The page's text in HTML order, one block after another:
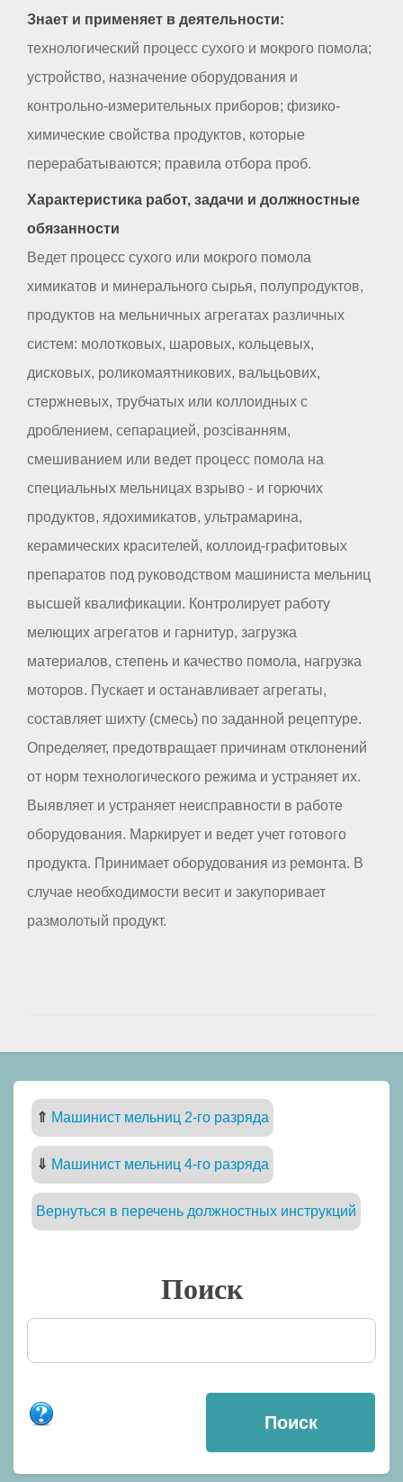
Знает и применяет в деятельности:
технологический процесс сухого и мокрого помола;
устройство, назначение оборудования и
контрольно-измерительных приборов; физико-
химические свойства продуктов, которые
перерабатываются; правила отбора проб.
Характеристика работ, задачи и должностные
обязанности
Ведет процесс сухого или мокрого помола
химикатов и минерального сырья, полупродуктов,
продуктов на мельничных агрегатах различных
систем: молотковых, шаровых, кольцевых,
дисковых, роликомаятникових, вальцьових,
стержневых, трубчатых или коллоидных с
дроблением, сепарацией, розсіванням,
смешиванием или ведет процесс помола на
специальных мельницах взрыво - и горючих
продуктов, ядохимикатов, ультрамарина,
керамических красителей, коллоид-графитовых
препаратов под руководством машиниста мельниц
высшей квалификации. Контролирует работу
мелющих агрегатов и гарнитур, загрузка
материалов, степень и качество помола, нагрузка
моторов. Пускает и останавливает агрегаты,
составляет шихту (смесь) по заданной рецептуре.
Определяет, предотвращает причинам отклонений
от норм технологического режима и устраняет их.
Выявляет и устраняет неисправности в работе
оборудования. Маркирует и ведет учет готового
продукта. Принимает оборудования из ремонта. В
случае необходимости весит и закупоривает
размолотый продукт.
⇑ Машинист мельниц 2-го разряда
⇓ Машинист мельниц 4-го разряда
Вернуться в перечень должностных инструкций
Поиск